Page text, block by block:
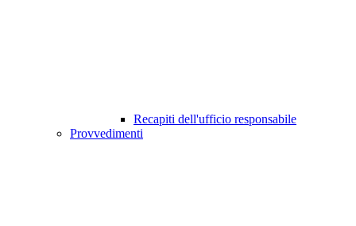
Recapiti dell'ufficio responsabile
Provvedimenti